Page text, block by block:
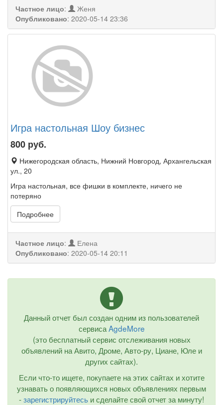
Частное лицо:
Женя
Опубликовано: 2020-05-14 23:36
Игра настольная Шоу бизнес
800 руб.
Нижегородская область, Нижний Новгород, Архангельская
ул., 20
Игра настольная, все фишки в комплекте, ничего не
потеряно
Подробнее
Частное лицо:
Елена
Опубликовано: 2020-05-14 20:11
Данный отчет был создан одним из пользователей
сервисаAgdeMore
(это бесплатный сервис отслеживания новых
объявлений на Авито, Дроме, Авто-ру, Циане, Юле и
других сайтах).
Если что-то ищете, покупаете на этих сайтах и хотите
узнавать о появляющихся новых объявлениях первым
-зарегистрируйтесь и сделайте свой отчет за минуту!